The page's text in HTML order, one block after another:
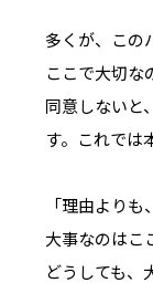
多くが、この
ここで大切な
同意しないと
す。これでは
「理由より
大事なのはこ
どうしても、